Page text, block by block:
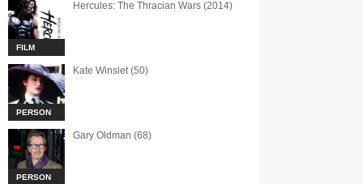
FILM
Hercules: The Thracian Wars (2014)
PERSON
Kate Winslet (50)
PERSON
Gary Oldman (68)